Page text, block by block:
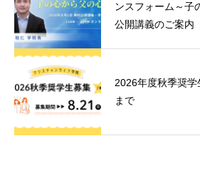
ンスフォーム～子
公開講義のご案内
2026年度秋季奨学
まで